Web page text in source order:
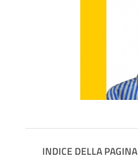
INDICE DELLA PAGINA